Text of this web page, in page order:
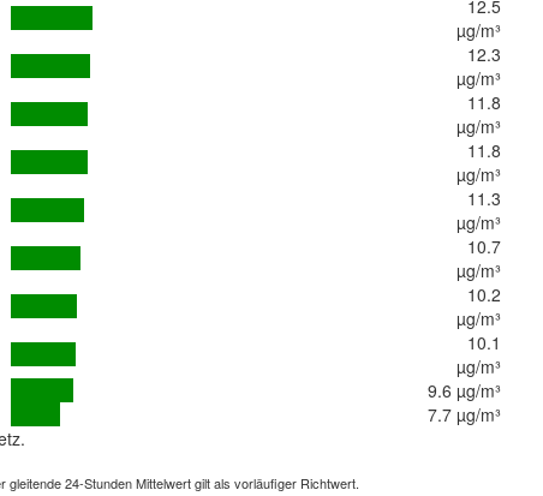
12.5
µg/m³
12.3
µg/m³
11.8
µg/m³
11.8
µg/m³
11.3
µg/m³
10.7
µg/m³
10.2
µg/m³
10.1
µg/m³
9.6 µg/m³
7.7 µg/m³
24-Stunden Mittelwert gilt als vorläufiger Richtwert.